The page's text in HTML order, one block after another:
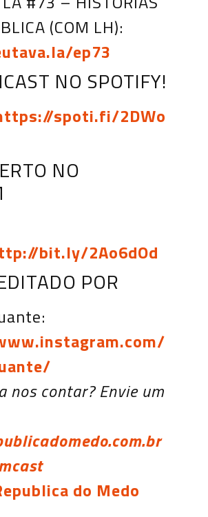
(COM LH):
ep73
NO SPOTIFY!
spoti.fi/2DWo
NO
bit.ly/2Ao6dOd
POR
nos contar? Envie um
do Medo